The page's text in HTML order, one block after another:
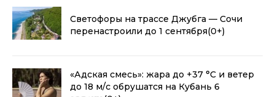
Светофоры на трассе Джубга — Сочи
перенастроили до 1 сентября(0+)
«Адская смесь»: жара до +37 °C и ветер
до 18 м/с обрушатся на Кубань 6